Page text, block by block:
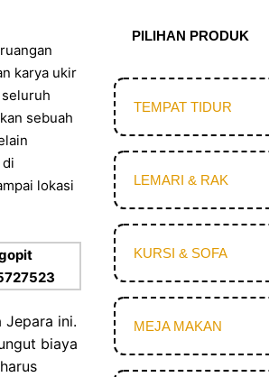
karya ukir
sebuah
lokasi
Jepara ini.
biaya
PILIHAN PRODUK
TEMPAT TIDUR
LEMARI & RAK
KURSI & SOFA
MEJA MAKAN